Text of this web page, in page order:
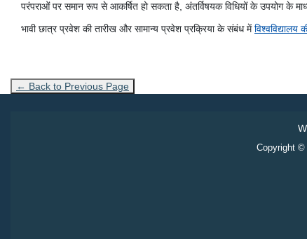
परंपराओं पर समान रूप से आकर्षित हो सकता है, अंतर्विषयक विधियों के उपयोग के
भावी छात्र प्रवेश की तारीख और सामान्य प्रवेश प्रक्रिया के संबंध मेंविश्वविद्यालय
← Back to Previous Page
Copyright ©